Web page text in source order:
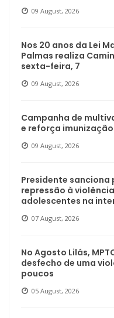
09 August, 2026
Nos 20 anos da Lei
Palmas realiza
sexta-feira, 7
09 August, 2026
Campanha de
e reforça imunização
09 August, 2026
Presidente
repressão à
adolescentes na
07 August, 2026
No Agosto Lilás,
desfecho de uma
poucos
05 August, 2026